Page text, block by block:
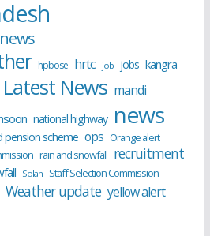
hpbose hrtc job jobs kangra
Latest News mandi
national highway news
pension scheme ops Orange alert
rain and snowfall recruitment
Solan Staff Selection Commission
Weather update yellow alert